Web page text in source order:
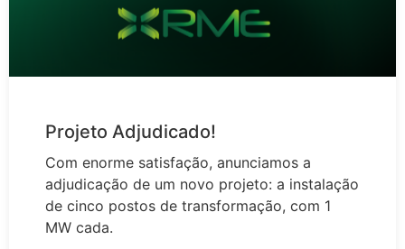
Projeto Adjudicado!
Com enorme satisfação, anunciamos a
adjudicação de um novo projeto: a instalação
de cinco postos de transformação, com 1
MW cada.